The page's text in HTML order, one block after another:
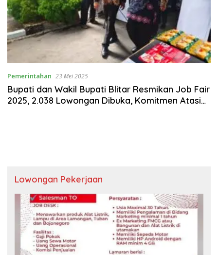
Pemerintahan 23 Mei 2025
Bupati dan Wakil Bupati Blitar Resmikan Job Fair
2025, 2.038 Lowongan Dibuka, Komitmen Atasi
Lowongan Pekerjaan